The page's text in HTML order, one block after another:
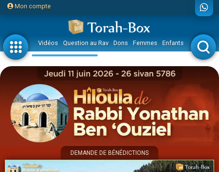
Mon compte
Vidéos Question au Rav Dons Femmes Enfants Etude sur
DEMANDE DE BÉNÉDICTIONS